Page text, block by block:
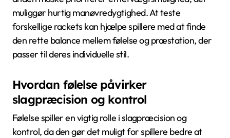
muliggør hurtig manøvredygtighed. At teste
forskellige rackets kan hjælpe spillere med at finde
den rette balance mellem følelse og præstation, der
passer til deres individuelle stil.
Hvordan følelse påvirker
slagpræcision og kontrol
Følelse spiller en vigtig rolle i slagpræcision og
kontrol, da den gør det muligt for spillere bedre at